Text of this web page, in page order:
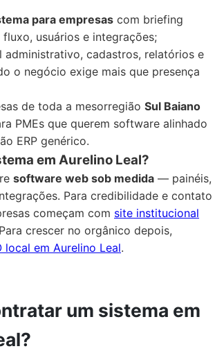
para empresas com briefing
usuários e integrações;
administrativo, cadastros, relatórios e
o negócio exige mais que presença
de toda a mesorregião Sul Baiano
PMEs que querem software alinhado
ERP genérico.
em Aurelino Leal?
software web sob medida — painéis,
Para credibilidade e contato
começam com site institucional
crescer no orgânico depois,
local em Aurelino Leal.
um sistema em